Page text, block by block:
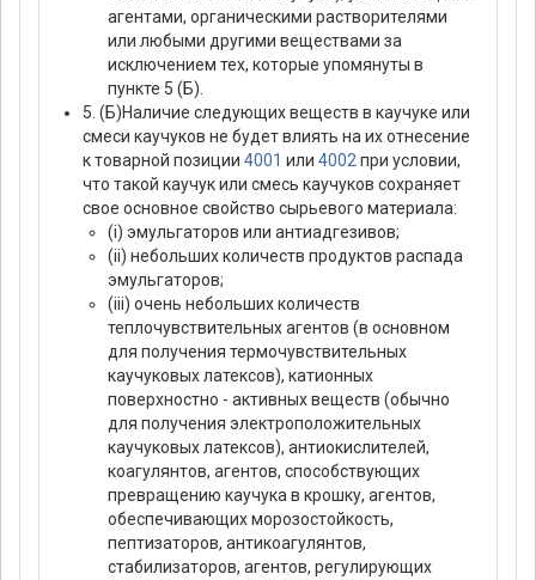
агентами, органическими растворителями
или любыми другими веществами за
исключением тех, которые упомянуты в
пункте 5 (Б).
5. (Б)Hаличие следующих веществ в каучуке или
смеси каучуков не будет влиять на их отнесение
к товарной позиции 4001 или 4002 при условии,
что такой каучук или смесь каучуков сохраняет
свое основное свойство сырьевого материала:
(i) эмульгаторов или антиадгезивов;
(ii) небольших количеств продуктов распада
эмульгаторов;
(iii) очень небольших количеств
теплочувствительных агентов (в основном
для получения термочувствительных
каучуковых латексов), катионных
поверхностно - активных веществ (обычно
для получения электроположительных
каучуковых латексов), антиокислителей,
коагулянтов, агентов, способствующих
превращению каучука в крошку, агентов,
обеспечивающих морозостойкость,
пептизаторов, антикоагулянтов,
стабилизаторов, агентов, регулирующих